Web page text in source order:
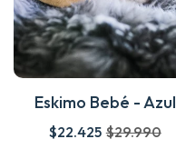
Eskimo Bebé - Azul
$22.425 $29.990